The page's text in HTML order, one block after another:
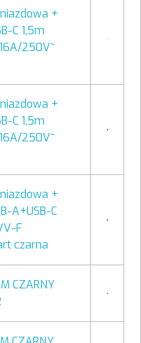
+
C 1,5m
250V~
+
C 1,5m
250V~
+
A+USB-C
F
czarna
CZARNY